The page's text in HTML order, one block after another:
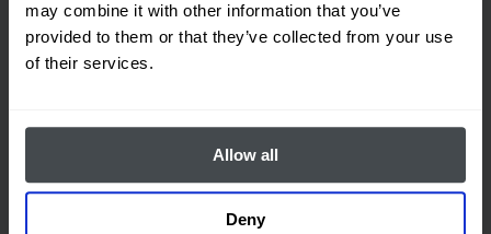
may combine it with other information that you’ve
provided to them or that they’ve collected from your use
of their services.
Allow all
Deny
для початку, щоб побачити переваги
Створення профілю компанії